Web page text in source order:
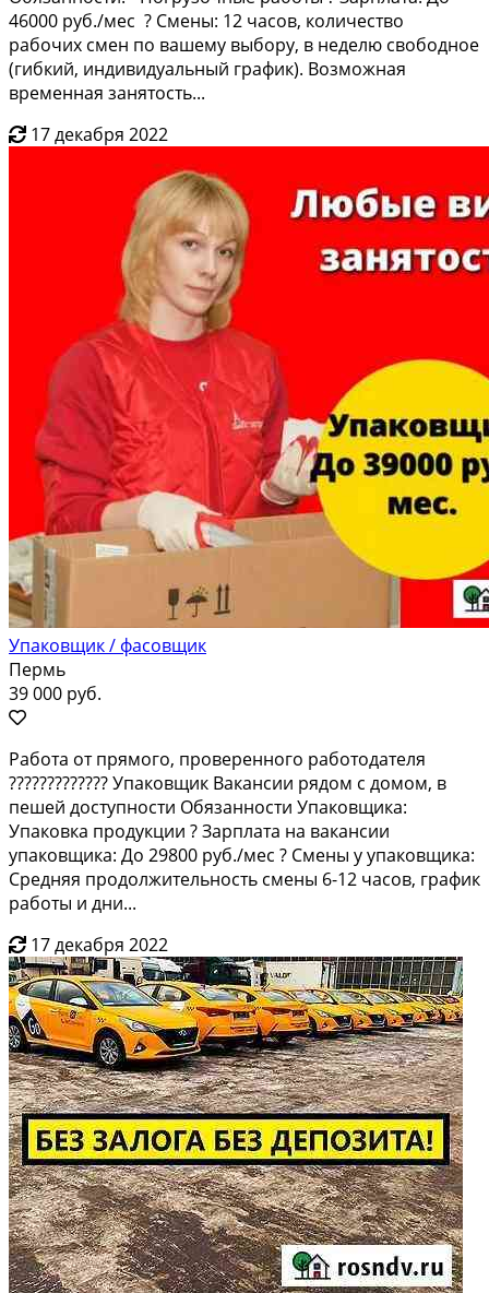
46000 руб./мес ? Смены: 12 часов, количество
рабочих смен по вашему выбору, в неделю свободное
(гибкий, индивидуальный график). Возможная
временная занятость...
17 декабря 2022
Упаковщик / фасовщик
Пермь
39 000 руб.
Работа от прямого, проверенного работодателя
????????????? Упаковщик Вакансии рядом с домом, в
пешей доступности Обязанности Упаковщика:
Упаковка продукции ? Зарплата на вакансии
упаковщика: До 29800 руб./мес ? Смены у упаковщика:
Средняя продолжительность смены 6-12 часов, график
работы и дни...
17 декабря 2022